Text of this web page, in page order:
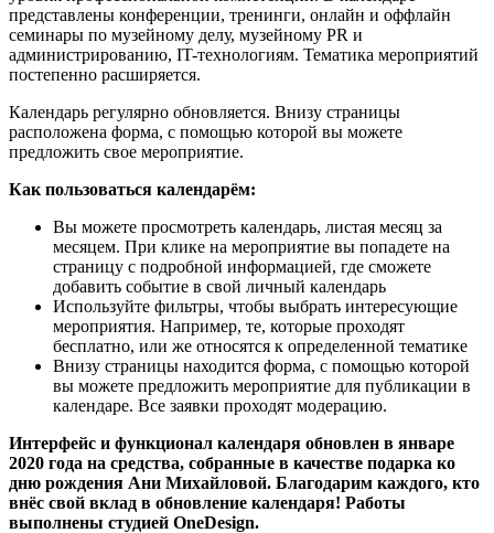
представлены конференции, тренинги, онлайн и оффлайн
семинары по музейному делу, музейному PR и
администрированию, IT-технологиям. Тематика мероприятий
постепенно расширяется.
Календарь регулярно обновляется. Внизу страницы
расположена форма, с помощью которой вы можете
предложить свое мероприятие.
Как пользоваться календарём:
Вы можете просмотреть календарь, листая месяц за
месяцем. При клике на мероприятие вы попадете на
страницу с подробной информацией, где сможете
добавить событие в свой личный календарь
Используйте фильтры, чтобы выбрать интересующие
мероприятия. Например, те, которые проходят
бесплатно, или же относятся к определенной тематике
Внизу страницы находится форма, с помощью которой
вы можете предложить мероприятие для публикации в
календаре. Все заявки проходят модерацию.
Интерфейс и функционал календаря обновлен в январе
2020 года на средства, собранные в качестве подарка ко
дню рождения Ани Михайловой. Благодарим каждого, кто
внёс свой вклад в обновление календаря! Работы
выполнены студией OneDesign.